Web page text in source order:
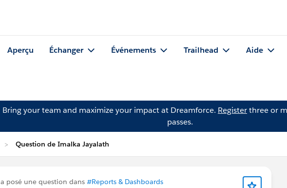
Aperçu Échanger Événements Trailhead Aide
Bring your team and maximize your impact at Dreamforce. Registerthree or
passes.
Question de Imalka Jayalath
a posé une question dans #Reports & Dashboards